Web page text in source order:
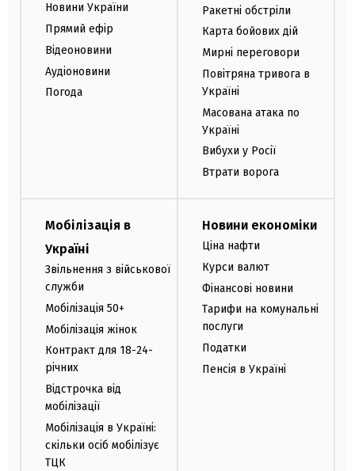
Новини України
Прямий ефір
Відеоновини
Аудіоновини
Погода
Ракетні обстріли
Карта бойових дій
Мирні переговори
Повітряна тривога в
Україні
Масована атака по
Україні
Вибухи у Росії
Втрати ворога
Мобілізація в
Україні
Звільнення з військової
служби
Мобілізація 50+
Мобілізація жінок
Контракт для 18-24-
річних
Відстрочка від
мобілізації
Мобілізація в Україні:
скільки осіб мобілізує
ТЦК
Новини економіки
Ціна нафти
Курси валют
Фінансові новини
Тарифи на комунальні
послуги
Податки
Пенсія в Україні